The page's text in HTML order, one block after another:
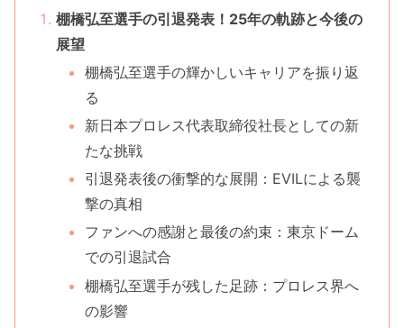
棚橋弘至選手の引退発表！25年の軌跡と今後の
展望
棚橋弘至選手の輝かしいキャリアを振り返
る
新日本プロレス代表取締役社長としての新
たな挑戦
引退発表後の衝撃的な展開：EVILによる襲
撃の真相
ファンへの感謝と最後の約束：東京ドーム
での引退試合
棚橋弘至選手が残した足跡：プロレス界へ
の影響